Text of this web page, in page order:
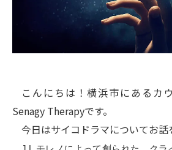
こんにちは！横浜市にあるカ
Senagy Therapyです。
今日はサイコドラマについてお話